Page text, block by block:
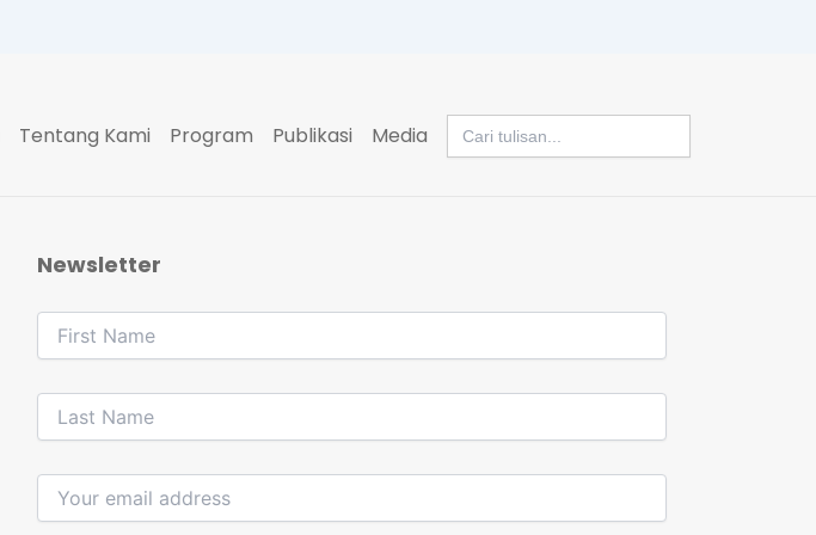
Tentang Kami Program Publikasi Media Search
for:
Newsletter